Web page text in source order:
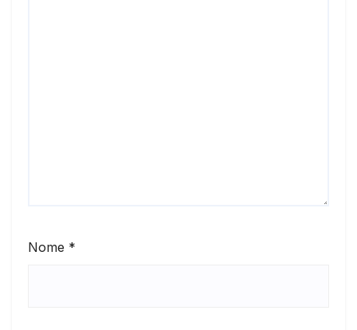
Nome *